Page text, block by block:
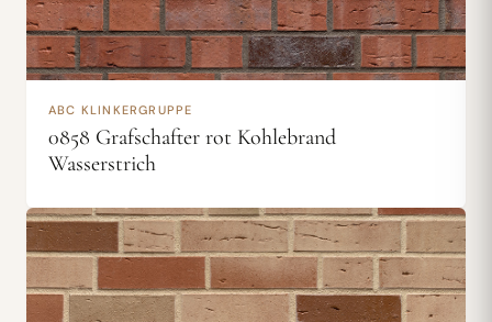
ABC KLINKERGRUPPE
0858 Grafschafter rot Kohlebrand
Wasserstrich